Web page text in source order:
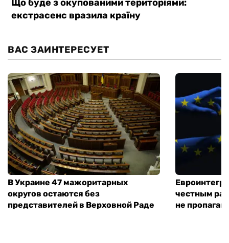
ВАС ЗАИНТЕРЕСУЕТ
В Украине 47 мажоритарных
округов остаются без
представителей в Верховной Раде
честным
не